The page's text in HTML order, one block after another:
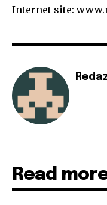
Internet site:
Read